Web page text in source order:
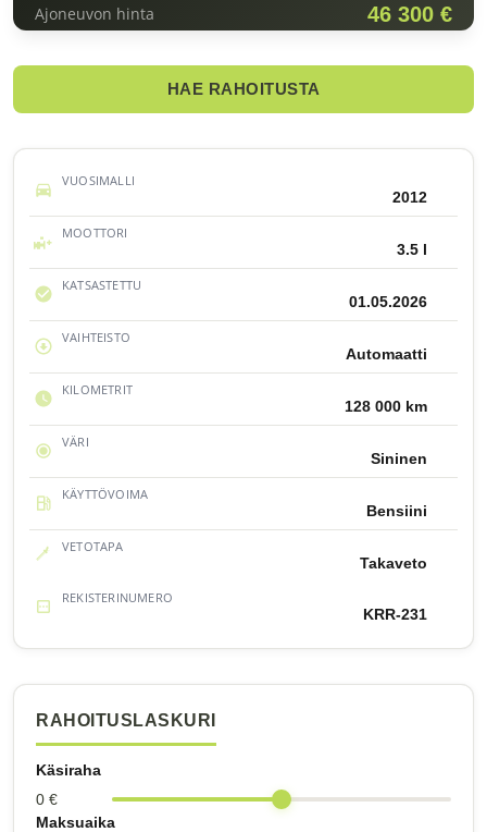
Ajoneuvon hinta 46 300 €
HAE RAHOITUSTA
VUOSIMALLI
2012
MOOTTORI
3.5 l
KATSASTETTU
01.05.2026
VAIHTEISTO
Automaatti
KILOMETRIT
128 000 km
VÄRI
Sininen
KÄYTTÖVOIMA
Bensiini
VETOTAPA
Takaveto
REKISTERINUMERO
KRR-231
RAHOITUSLASKURI
Käsiraha
0 €
Maksuaika